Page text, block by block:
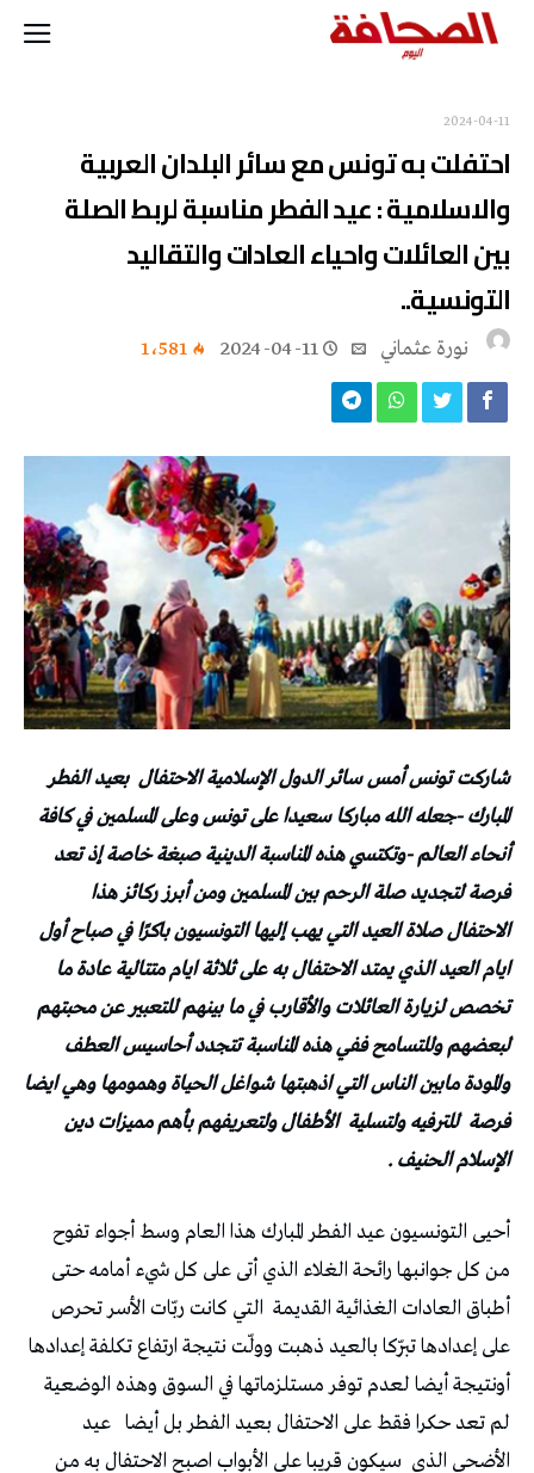
2024-04-11
احتفلت به تونس مع سائر البلدان العربية
والاسلامية : عيد الفطر مناسبة لربط الصلة
بين العائلات واحياء العادات والتقاليد
التونسية..
نورة‭ ‬عثماني‭ 2024-04-11 1٬581
شاركت تونس أمس سائر الدول الإسلامية الاحتفال بعيد الفطر
المبارك -جعله الله مباركا سعيدا على تونس وعلى المسلمين في كافة
أنحاء العالم -وتكتسي هذه المناسبة الدينية صبغة خاصة إذ تعد
فرصة لتجديد صلة الرحم بين المسلمين ومن أبرز ركائز هذا
الاحتفال صلاة العيد التي يهب إليها التونسيون باكرًا في صباح أول
ايام العيد الذي يمتد الاحتفال به على ثلاثة ايام متتالية عادة ما
تخصص لزيارة العائلات والأقارب في ما بينهم للتعبير عن محبتهم
لبعضهم وللتسامح ففي هذه المناسبة تتجدد أحاسيس العطف
والمودة مابين الناس التي اذهبتها شواغل الحياة وهمومها وهي ايضا
فرصة للترفيه ولتسلية الأطفال ولتعريفهم بأهم مميزات دين
الإسلام الحنيف .
أحيى التونسيون عيد الفطر المبارك هذا العام وسط أجواء تفوح
من كل جوانبها رائحة الغلاء الذي أتى على كل شيء أمامه حتى
أطباق العادات الغذائية القديمة التي كانت ربّات الأسر تحرص
على إعدادها تبرّكا بالعيد ذهبت وولّت نتيجة ارتفاع تكلفة إعدادها
أونتيجة أيضا لعدم توفر مستلزماتها في السوق وهذه الوضعية
لم تعد حكرا فقط على الاحتفال بعيد الفطر بل أيضا عيد
الأضحى الذي سيكون قريبا على الأبواب اصبح الاحتفال به من